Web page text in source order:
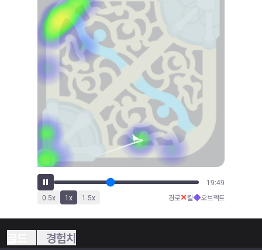
21:47
0.5x 1x 1.5x 경로✕킬◆오브젝트
경험치